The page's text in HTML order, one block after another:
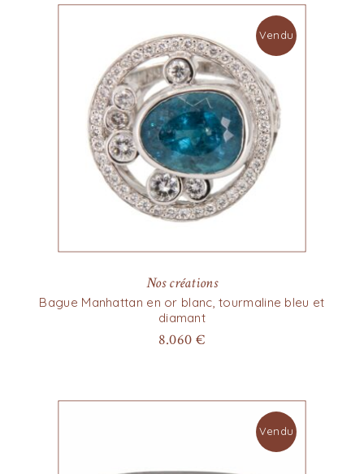
Vendu
Nos créations
Bague Manhattan en or blanc, tourmaline bleu et
diamant
8.060 €
Vendu